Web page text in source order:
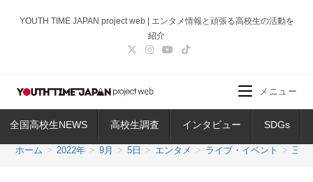
ス
ッ
YOUTH TIME JAPAN project web | エンタメ情報と頑張る高校生の活動を
紹介
全国高校生NEWS 高校生調査 インタビュー SDGs
メニュー
ホーム > 2022年 > 9月 > 5日 > エンタメ > ライブ・イベント > 三代